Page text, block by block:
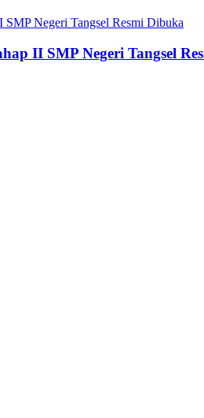
II SMP Negeri Tangsel